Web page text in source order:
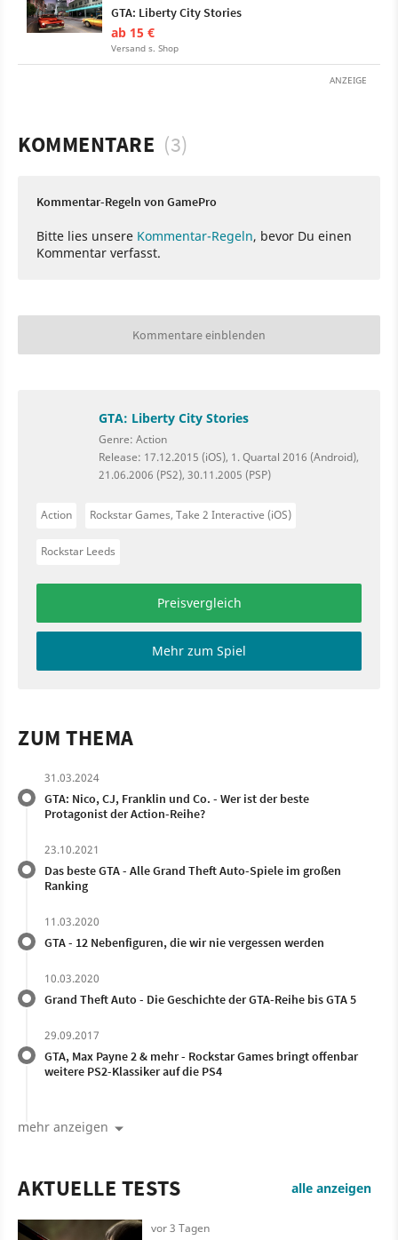
GTA: Liberty City Stories
ab 15 €
Versand s. Shop
ANZEIGE
KOMMENTARE (3)
Kommentar-Regeln von GamePro
Bitte lies unsere Kommentar-Regeln, bevor Du einen
Kommentar verfasst.
Kommentare einblenden
GTA: Liberty City Stories
Genre: Action
Release: 17.12.2015 (iOS), 1. Quartal 2016 (Android),
21.06.2006 (PS2), 30.11.2005 (PSP)
Action Rockstar Games, Take 2 Interactive (iOS)
Rockstar Leeds
Preisvergleich
Mehr zum Spiel
ZUM THEMA
31.03.2024
GTA: Nico, CJ, Franklin und Co. - Wer ist der beste
Protagonist der Action-Reihe?
23.10.2021
Das beste GTA - Alle Grand Theft Auto-Spiele im großen
Ranking
11.03.2020
GTA - 12 Nebenfiguren, die wir nie vergessen werden
10.03.2020
Grand Theft Auto - Die Geschichte der GTA-Reihe bis GTA 5
29.09.2017
GTA, Max Payne 2 & mehr - Rockstar Games bringt offenbar
weitere PS2-Klassiker auf die PS4
mehr anzeigen
AKTUELLE TESTS alle anzeigen
vor 3 Tagen